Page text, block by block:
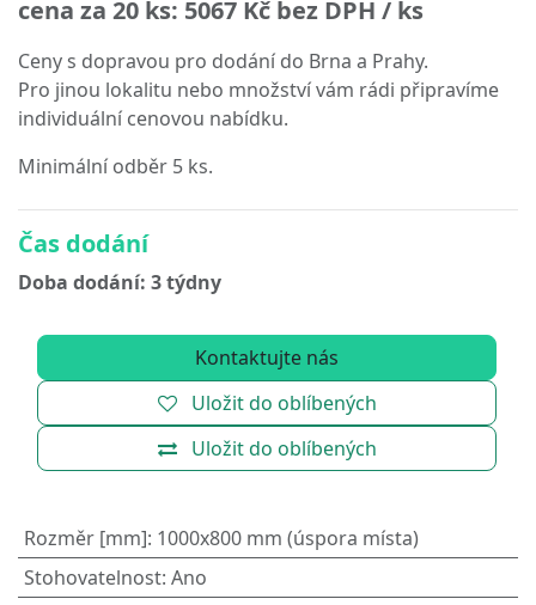
cena za 20 ks: 5067 Kč bez DPH / ks
Ceny s dopravou pro dodání do Brna a Prahy.
Pro jinou lokalitu nebo množství vám rádi připravíme
individuální cenovou nabídku.
Minimální odběr 5 ks.
Čas dodání
Doba dodání: 3 týdny
Kontaktujte nás
Uložit do oblíbených
Uložit do oblíbených
Rozměr [mm]: 1000x800 mm (úspora místa)
Stohovatelnost: Ano